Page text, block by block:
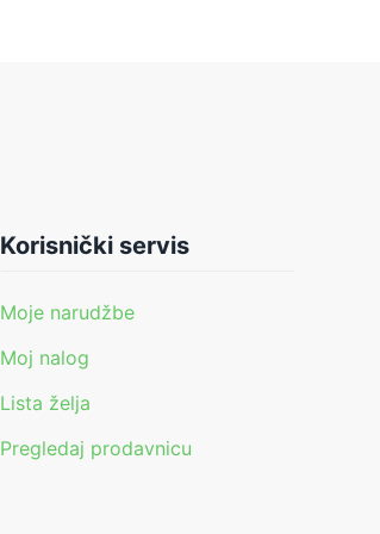
Korisnički servis
Moje narudžbe
Moj nalog
Lista želja
Pregledaj prodavnicu